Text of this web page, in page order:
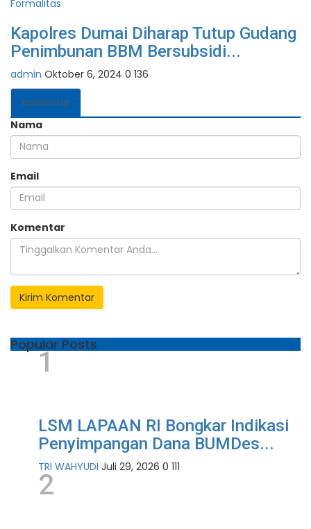
Kapolres Dumai Diharap Tutup Gudang
Penimbunan BBM Bersubsidi...
admin Oktober 6, 2024 0 136
Komentar
Nama
Email
Komentar
Kirim Komentar
Popular Posts
1
LSM LAPAAN RI Bongkar Indikasi
Penyimpangan Dana BUMDes...
TRI WAHYUDI Juli 29, 2026 0 111
2